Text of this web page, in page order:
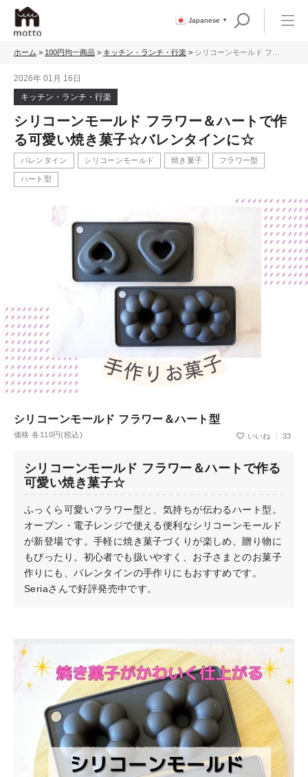
Japanese ▼
ホーム > 100円均一商品 > キッチン・ランチ・行楽 > シリコーンモールド フラ
2026年 01月 16日
キッチン・ランチ・行楽
シリコーンモールド フラワー＆ハートで作
る可愛い焼き菓子☆バレンタインに☆
バレンタイン シリコーンモールド 焼き菓子 フラワー型
ハート型
33
シリコーンモールド フラワー＆ハート型
価格 各110円(税込)
シリコーンモールド フラワー＆ハートで作る
可愛い焼き菓子☆
ふっくら可愛いフラワー型と、気持ちが伝わるハート型。
オーブン・電子レンジで使える便利なシリコーンモールド
が新登場です。手軽に焼き菓子づくりが楽しめ、贈り物に
もぴったり。初心者でも扱いやすく、お子さまとのお菓子
作りにも、バレンタインの手作りにもおすすめです。
Seriaさんで好評発売中です。